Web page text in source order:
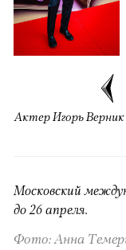
Актер Игорь Верник
Московский
до 26 апреля.
Фото: Анна